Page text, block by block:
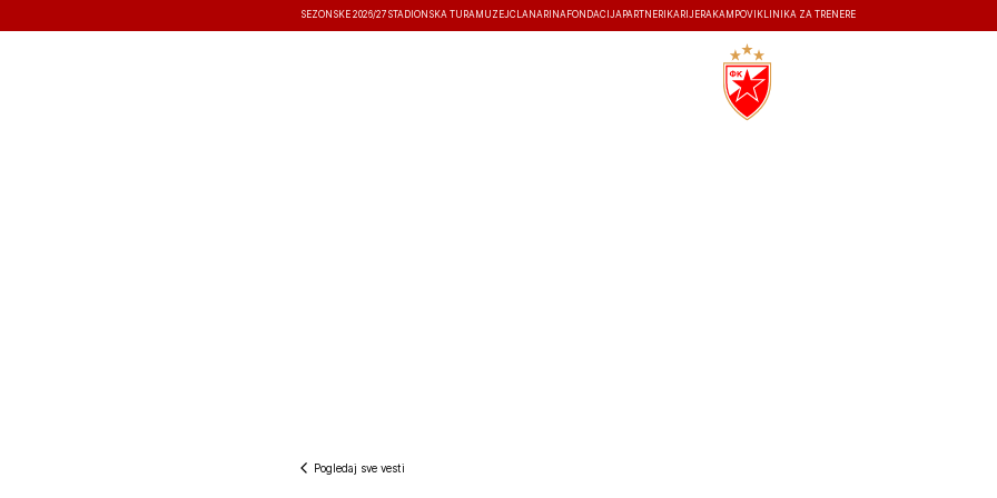
SEZONSKE 2026/27 STADIONSKA TURA MUZEJČLANARINA FONDACIJA PARTNERI KARIJERA KAMPOVI KLINIKA ZA TRENERE
Pogledaj sve vesti